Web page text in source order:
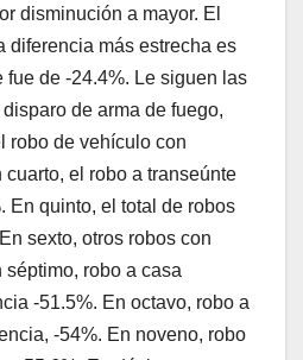
disminución a mayor. El
diferencia más estrecha es
de -24.4%. Le siguen las
de arma de fuego,
robo de vehículo con
el robo a transeúnte
En quinto, el total de robos
sexto, otros robos con
robo a casa
-51.5%. En octavo, robo a
-54%. En noveno, robo